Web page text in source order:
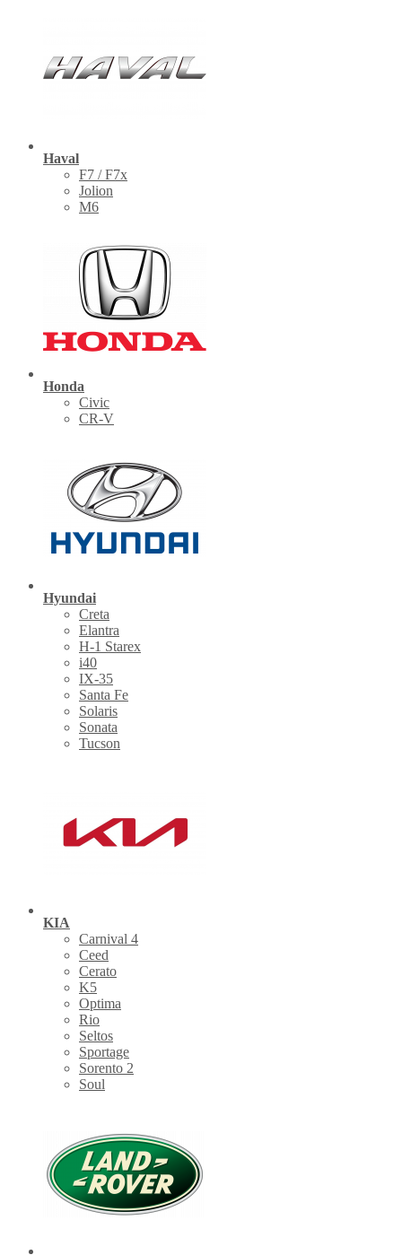
Haval
F7 / F7x
Jolion
M6
Honda
Civic
CR-V
Hyundai
Creta
Elantra
H-1 Starex
i40
IX-35
Santa Fe
Solaris
Sonata
Tucson
KIA
Carnival 4
Ceed
Cerato
K5
Optima
Rio
Seltos
Sportage
Sorento 2
Soul